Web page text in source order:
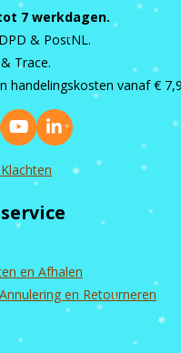
7 werkdagen.
& PostNL.
Trace.
handelingskosten vanaf €
Y
o
u
b
e
L
i
d
en Afhalen
en Retourneren